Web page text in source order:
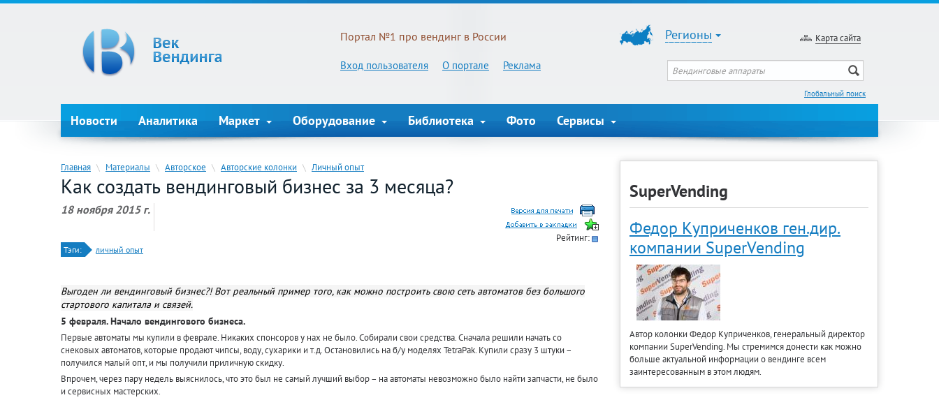
Портал №1 про вендинг в России
Вход пользователя О портале Реклама
Регионы Карта сайта
Глобальный поиск
Новости Аналитика Маркет Оборудование Библиотека Фото Сервисы
Главная \ Материалы \ Авторское \ Авторские колонки \ Личный опыт
Как создать вендинговый бизнес за 3 месяца?
18 ноября 2015 г.
Рейтинг:
Тэги: личный опыт
Выгоден ли вендинговый бизнес?! Вот реальный пример того, как можно построить свою сеть автоматов без большого
стартового капитала и связей.
5 февраля. Начало вендингового бизнеса.
Первые автоматы мы купили в феврале. Никаких спонсоров у нах не было. Собирали свои средства. Сначала решили начать со
снековых автоматов, которые продают чипсы, воду, сухарики и т.д. Остановились на б/у моделях TetraPak. Купили сразу 3 штуки –
получился малый опт, и мы получили приличную скидку.
Впрочем, через пару недель выяснилось, что это был не самый лучший выбор – на автоматы невозможно было найти запчасти, не было
и сервисных мастерских.
SuperVending
Федор Куприченков ген.дир.
компании SuperVending
Автор колонки Федор Куприченков, генеральный директор
компании SuperVending. Мы стремимся донести как можно
больше актуальной информации о вендинге всем
заинтересованным в этом людям.